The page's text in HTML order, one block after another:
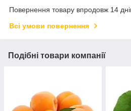
Повернення товару впродовж 14
Всі умови повернення
Подібні товари компанії